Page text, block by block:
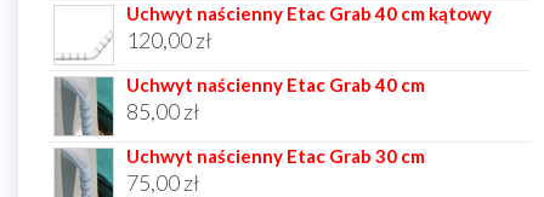
Uchwyt naścienny Etac Grab 40 cm kątowy
120,00zł
Uchwyt naścienny Etac Grab 40 cm
85,00zł
Uchwyt naścienny Etac Grab 30 cm
75,00zł